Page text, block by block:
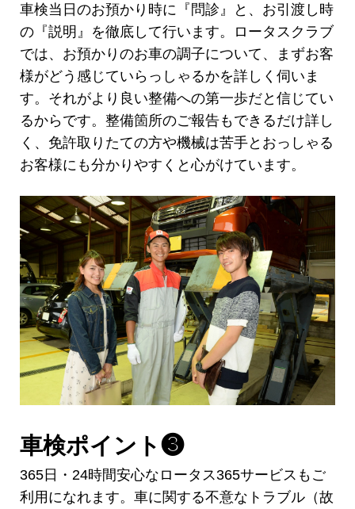
車検当日のお預かり時に『問診』と、お引渡し時
の『説明』を徹底して行います。ロータスクラブ
では、お預かりのお車の調子について、まずお客
様がどう感じていらっしゃるかを詳しく伺いま
す。それがより良い整備への第一歩だと信じてい
るからです。整備箇所のご報告もできるだけ詳し
く、免許取りたての方や機械は苦手とおっしゃる
お客様にも分かりやすくと心がけています。
車検ポイント❸
365日・24時間安心なロータス365サービスもご
利用になれます。車に関する不意なトラブル（故